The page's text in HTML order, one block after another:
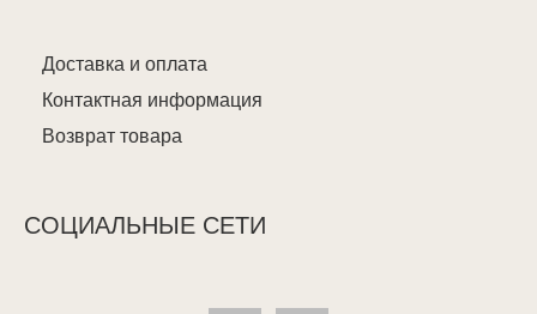
Доставка и оплата
Контактная информация
Возврат товара
СОЦИАЛЬНЫЕ СЕТИ